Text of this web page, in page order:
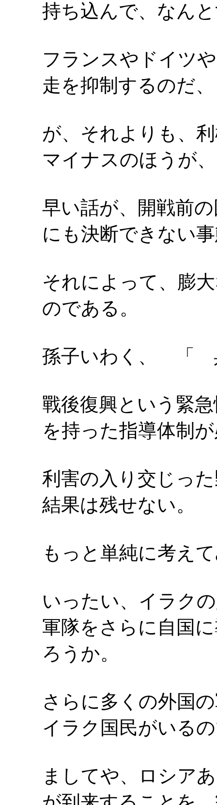
持ち込んで、なん
フランスやドイツ
走を抑制するのだ
が、それよりも、
マイナスのほうが
早い話が、開戦前の
にも決断できない
それによって、膨
のである。
孫子いわく、 「
戰後復興という緊急
を持った指導体制
利害の入り交じった
結果は残せない。
もっと単純に考え
いったい、イラク
軍隊をさらに自国
ろうか。
さらに多くの外国
イラク国民がいる
ましてや、ロシア